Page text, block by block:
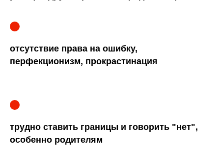
отсутствие права на ошибку,
перфекционизм, прокрастинация
трудно ставить границы и говорить "нет",
особенно родителям